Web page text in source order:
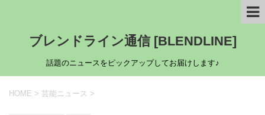
ブレンドライン通信 [BLENDLINE]
話題のニュースをピックアップしてお届けします♪
HOME > 芸能ニュース >